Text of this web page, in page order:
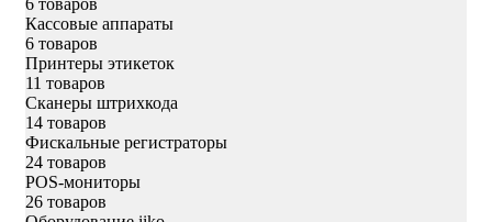
6 товаров
Кассовые аппараты
6 товаров
Принтеры этикеток
11 товаров
Сканеры штрихкода
14 товаров
Фискальные регистраторы
24 товаров
POS-мониторы
26 товаров